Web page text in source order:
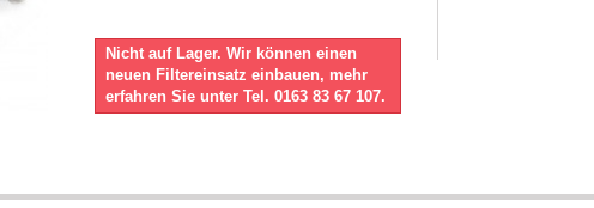
Nicht auf Lager. Wir können einen
neuen Filtereinsatz einbauen, mehr
erfahren Sie unter Tel. 0163 83 67 107.